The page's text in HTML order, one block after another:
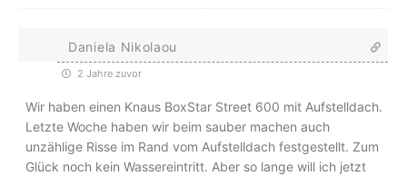
Daniela Nikolaou
2 Jahre zuvor
Wir haben einen Knaus BoxStar Street 600 mit Aufstelldach.
Letzte Woche haben wir beim sauber machen auch
unzählige Risse im Rand vom Aufstelldach festgestellt. Zum
Glück noch kein Wassereintritt. Aber so lange will ich jetzt